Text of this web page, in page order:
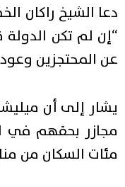
دعا الشيخ راكان
“إن لم تكن الدولة
عن المحتجزين
يشار إلى أن
مجازر بحقهم في
مئات السكان من